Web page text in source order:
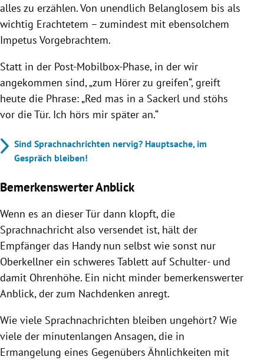
alles zu erzählen. Von unendlich Belanglosem bis als
wichtig Erachtetem – zumindest mit ebensolchem
Impetus Vorgebrachtem.
Statt in der Post-Mobilbox-Phase, in der wir
angekommen sind, „zum Hörer zu greifen“, greift
heute die Phrase: „Red mas in a Sackerl und stöhs
vor die Tür. Ich hörs mir später an.“
Sind Sprachnachrichten nervig? Hauptsache, im
Gespräch bleiben!
Bemerkenswerter Anblick
Wenn es an dieser Tür dann klopft, die
Sprachnachricht also versendet ist, hält der
Empfänger das Handy nun selbst wie sonst nur
Oberkellner ein schweres Tablett auf Schulter- und
damit Ohrenhöhe. Ein nicht minder bemerkenswerter
Anblick, der zum Nachdenken anregt.
Wie viele Sprachnachrichten bleiben ungehört? Wie
viele der minutenlangen Ansagen, die in
Ermangelung eines Gegenübers Ähnlichkeiten mit